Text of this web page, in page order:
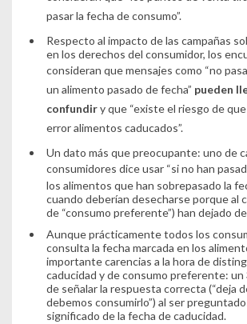
pasar la fecha de consumo”.
Respecto al impacto de las campañas
en los derechos del consumidor, los
consideran que mensajes como “no
un alimento pasado de fecha” pueden
confundiry que “existe el riesgo de
error alimentos caducados”.
Un dato más que preocupante: uno de
consumidores dice usar “si no han
los alimentos que han sobrepasado la
cuando deberían desecharse porque al
de “consumo preferente”) han dejado
Aunque prácticamente todos los
consulta la fecha marcada en los
importante carencias a la hora de
caducidad y de consumo preferente: un
de señalar la respuesta correcta (“deja
debemos consumirlo”) al ser
significado de la fecha de caducidad.